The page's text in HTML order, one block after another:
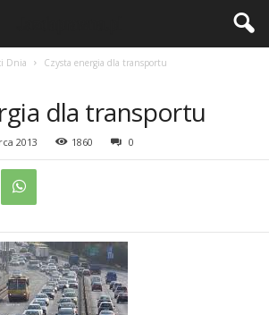
Dnia Czysta energia dla transportu
dla transportu
2013 1860 0